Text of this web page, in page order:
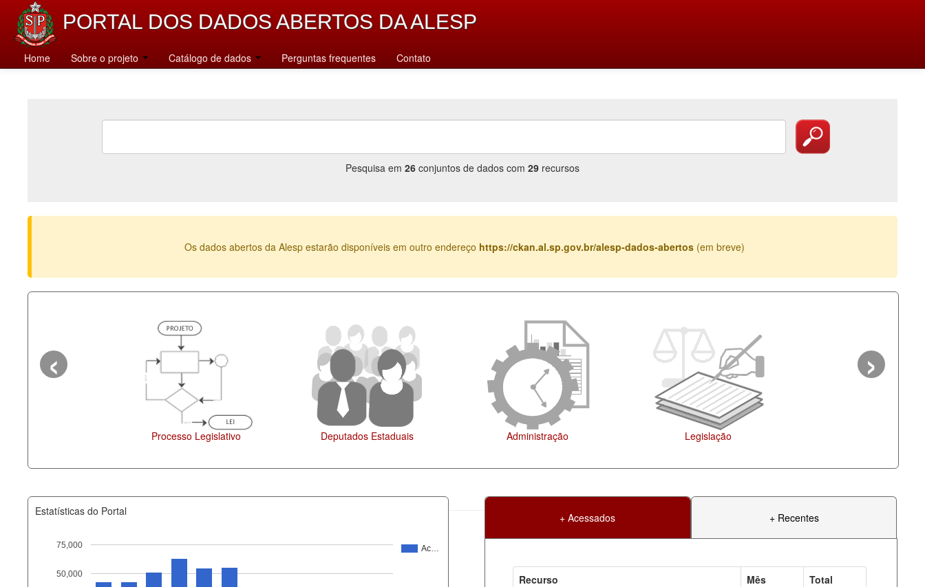
PORTAL DOS DADOS ABERTOS DA ALESP
Home Sobre o projeto Catálogo de dados Perguntas frequentes Contato
Pesquisa em 26 conjuntos de dados com 29 recursos
Os dados abertos da Alesp estarão disponíveis em outro endereço https://ckan.al.sp.gov.br/alesp-dados-abertos (em breve)
Processo Legislativo Deputados Estaduais Administração Legislação
‹ ›
Estatísticas do Portal
Ac…
50,000
75,000
+ Acessados + Recentes
Recurso Mês
Total